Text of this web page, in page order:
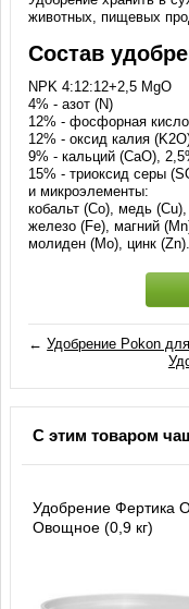
животных, пищевых
Состав
NPK 4:12:12+2,5 MgO
4% - азот (N)
12% - фосфорная
12% - оксид калия
9% - кальций (CaO),
15% - триоксид серы
и микроэлементы:
кобальт (Co), медь (Cu),
железо (Fe), магний
молиден (Mo), цинк (Zn).
←Удобрение Pokon
С этим товаром
Удобрение Фертика
Овощное (0,9 кг)